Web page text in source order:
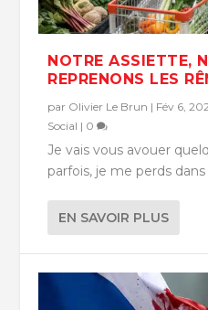
NOTRE ASSIETTE,
REPRENONS LES
par Olivier Le Brun | Fév 6,
Social | 0
Je vais vous avouer
parfois, je me perds dans
EN SAVOIR PLUS